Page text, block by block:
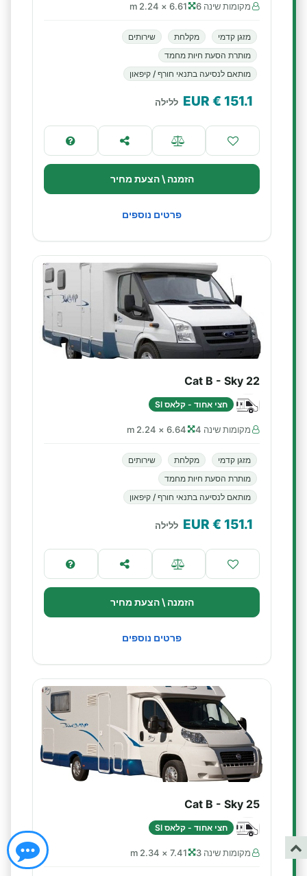
מקומות שינה 6 6.61 × 2.24 m
מזגן קדמי מקלחת
שירותים
מותרת הסעת חיות מחמד
מותאם לנסיעה בתנאי חורף / קיפאון
151.1
€ EUR ללילה
הזמנה \ הצעת מחיר
פרטים נוספים
Cat B - Sky 22
חצי אחוד - קלאס SI
מקומות שינה 4 6.64 × 2.24 m
מזגן קדמי מקלחת
שירותים
מותרת הסעת חיות מחמד
מותאם לנסיעה בתנאי חורף / קיפאון
151.1
€ EUR ללילה
הזמנה \ הצעת מחיר
פרטים נוספים
Cat B - Sky 25
חצי אחוד - קלאס SI
מקומות שינה 3 7.41 × 2.34 m